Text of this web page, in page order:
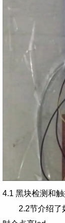
4.1 黑块检测和
2.2节介绍了如